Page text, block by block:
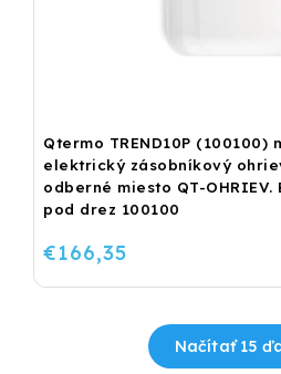
Qtermo TREND10P (100100)
elektrický zásobníkový
odberné miesto QT-OHRIEV.
pod drez 100100
€166,35
Načítať 15